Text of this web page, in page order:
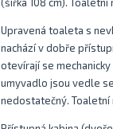
Upravená toaleta s
nachází v dobře
otevírají se mechanicky
umyvadlo jsou vedle
nedostatečný. Toaletní